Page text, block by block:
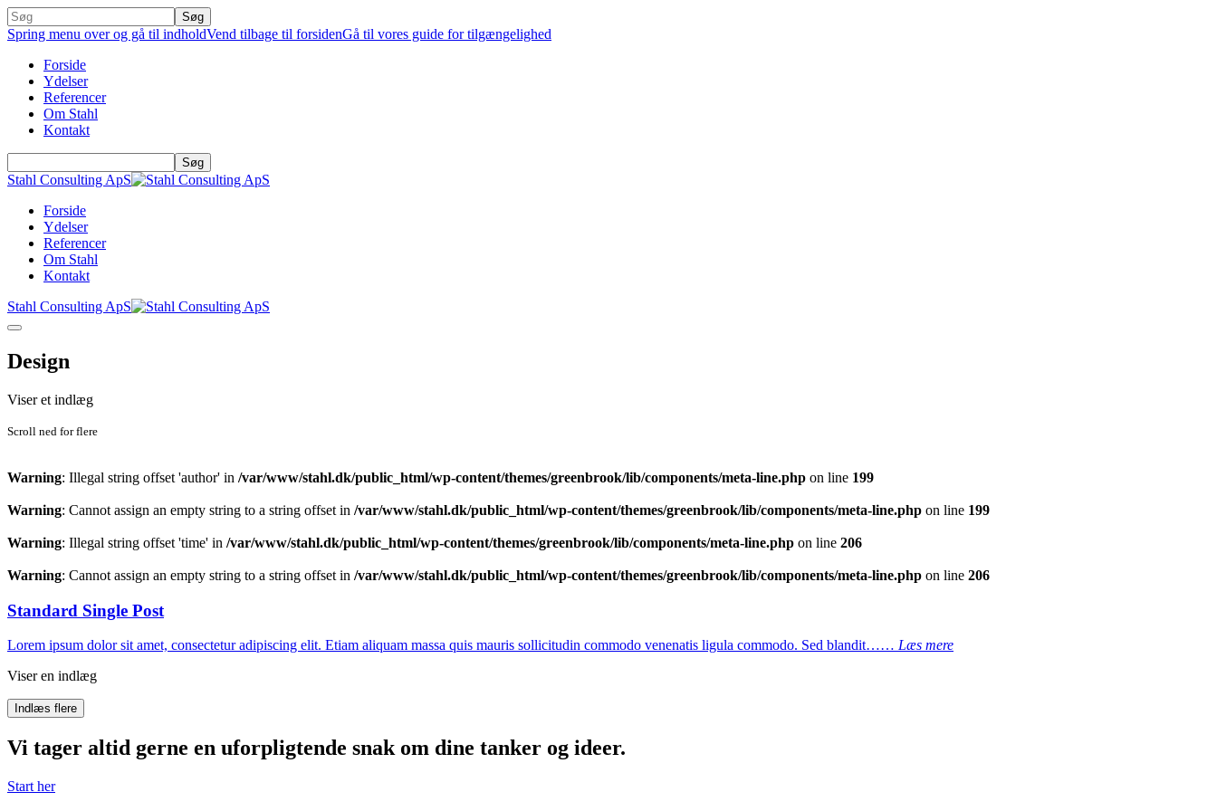
Spring menu over og gå til indholdVend tilbage til forsidenGå til vores guide for tilgængelighed
Forside
Ydelser
Referencer
Om Stahl
Kontakt
Stahl Consulting ApS
Forside
Ydelser
Referencer
Om Stahl
Kontakt
Stahl Consulting ApS
Design
Viser et indlæg
Scroll ned for flere
Warning: Illegal string offset 'author' in /var/www/stahl.dk/public_html/wp-content/themes/greenbrook/lib/components/meta-line.php on line 199
Warning: Cannot assign an empty string to a string offset in /var/www/stahl.dk/public_html/wp-content/themes/greenbrook/lib/components/meta-line.php on line 199
Warning: Illegal string offset 'time' in /var/www/stahl.dk/public_html/wp-content/themes/greenbrook/lib/components/meta-line.php on line 206
Warning: Cannot assign an empty string to a string offset in /var/www/stahl.dk/public_html/wp-content/themes/greenbrook/lib/components/meta-line.php on line 206
Standard Single Post
Lorem ipsum dolor sit amet, consectetur adipiscing elit. Etiam aliquam massa quis mauris sollicitudin commodo venenatis ligula commodo. Sed blandit…… Læs mere
Viser en indlæg
Indlæs flere
Vi tager altid gerne en uforpligtende snak om dine tanker og ideer.
Start her